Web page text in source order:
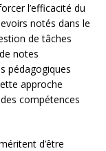
l’efficacité du
notés dans le
de tâches
notes
pédagogiques
approche
compétences
d’être